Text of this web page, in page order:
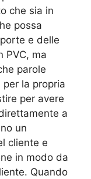
che sia in
possa
e delle
PVC, ma
parole
la propria
per avere
a
un
cliente e
in modo da
Quando